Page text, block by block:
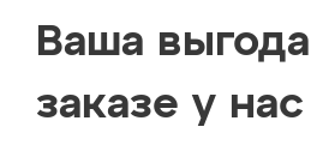
Ваша
заказе у нас